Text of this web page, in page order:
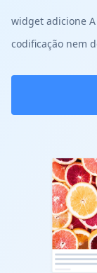
widget adicione
codificação nem